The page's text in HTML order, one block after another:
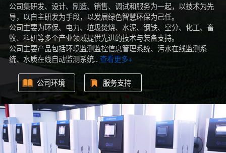
公司集研发、设计、制造、销售、调试和服务为一起，以技术为先
导，以自主研发为手段，以发展绿色智慧环保为己任。
公司主要为环保、电力、垃圾焚烧、水泥、钢铁、空分、化工、畜
牧、科研等多个产业领域提供先进的技术与装备支持。
公司主要产品包括环境监测监控信息管理系统、污水在线监测系
统、水质在线自动监测系统.. 查看更多+
公司环境 服务支持